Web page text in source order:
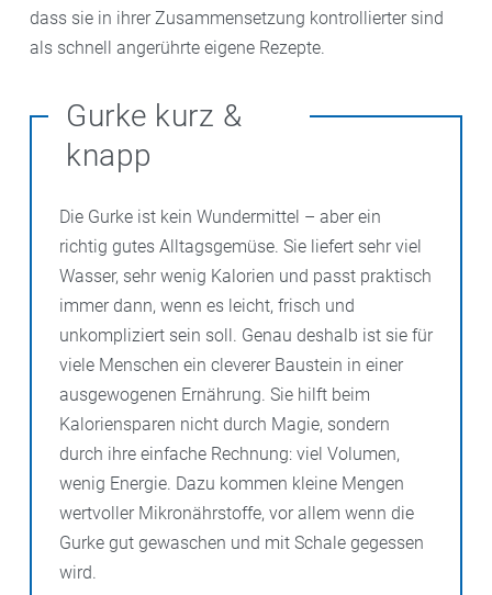
dass sie in ihrer Zusammensetzung kontrollierter sind
als schnell angerührte eigene Rezepte.
Gurke kurz &
knapp
Die Gurke ist kein Wundermittel – aber ein
richtig gutes Alltagsgemüse. Sie liefert sehr viel
Wasser, sehr wenig Kalorien und passt praktisch
immer dann, wenn es leicht, frisch und
unkompliziert sein soll. Genau deshalb ist sie für
viele Menschen ein cleverer Baustein in einer
ausgewogenen Ernährung. Sie hilft beim
Kaloriensparen nicht durch Magie, sondern
durch ihre einfache Rechnung: viel Volumen,
wenig Energie. Dazu kommen kleine Mengen
wertvoller Mikronährstoffe, vor allem wenn die
Gurke gut gewaschen und mit Schale gegessen
wird.